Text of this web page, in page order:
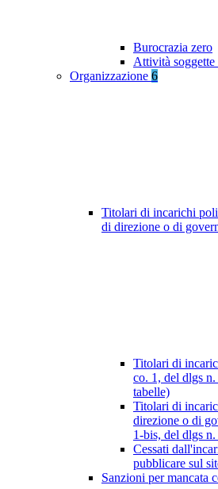
Burocrazia zero
Attività
Organizzazione 6
Titolari di incarichi
di direzione o di
Titolari di
co. 1, del dlgs
tabelle)
Titolari di
direzione o di
1-bis, del dlgs
Cessati
pubblicare sul
Sanzioni per mancata